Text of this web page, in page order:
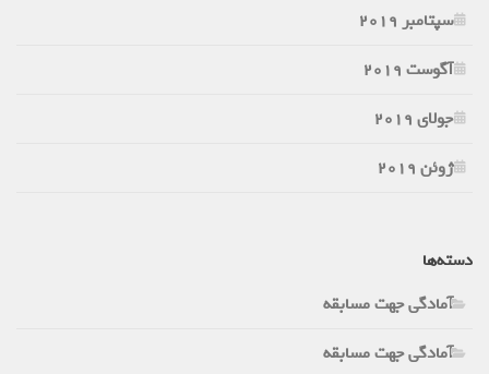
سپتامبر 2019
آگوست 2019
جولای 2019
ژوئن 2019
دسته‌ها
آمادگی جهت مسابقه
آمادگی جهت مسابقه